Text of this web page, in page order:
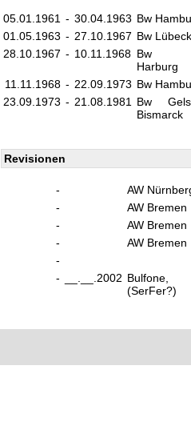
05.01.1961 - 30.04.1963 Bw
01.05.1963 - 27.10.1967 Bw Lübeck
28.10.1967 - 10.11.1968 Bw
Harburg
11.11.1968 - 22.09.1973 Bw
23.09.1973 - 21.08.1981
Bw
Bismarck
Revisionen
-
AW
-
AW Bremen
-
AW Bremen
-
AW Bremen
-
-
__.__.2002 Bulfone,
(SerFer?)